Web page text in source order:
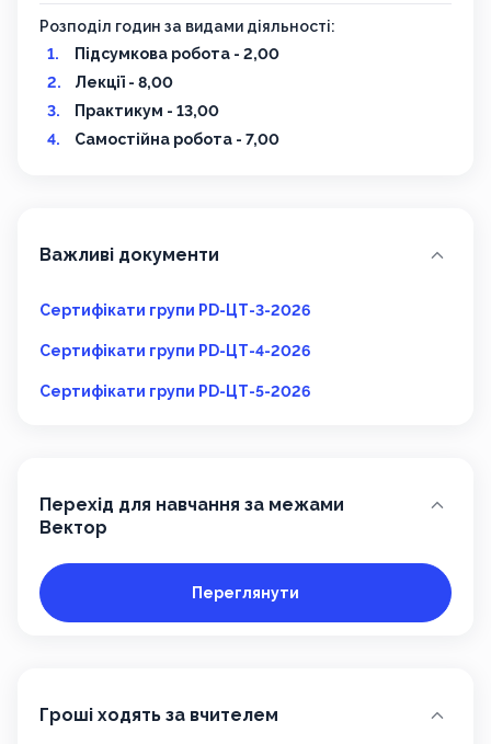
Розподіл годин за видами діяльності:
Підсумкова робота - 2,00
Лекції - 8,00
Практикум - 13,00
Самостійна робота - 7,00
Важливі документи
Сертифікати групи PD-ЦТ-3-2026
Сертифікати групи PD-ЦТ-4-2026
Сертифікати групи PD-ЦТ-5-2026
Перехід для навчання за межами
Вектор
Переглянути
Гроші ходять за вчителем